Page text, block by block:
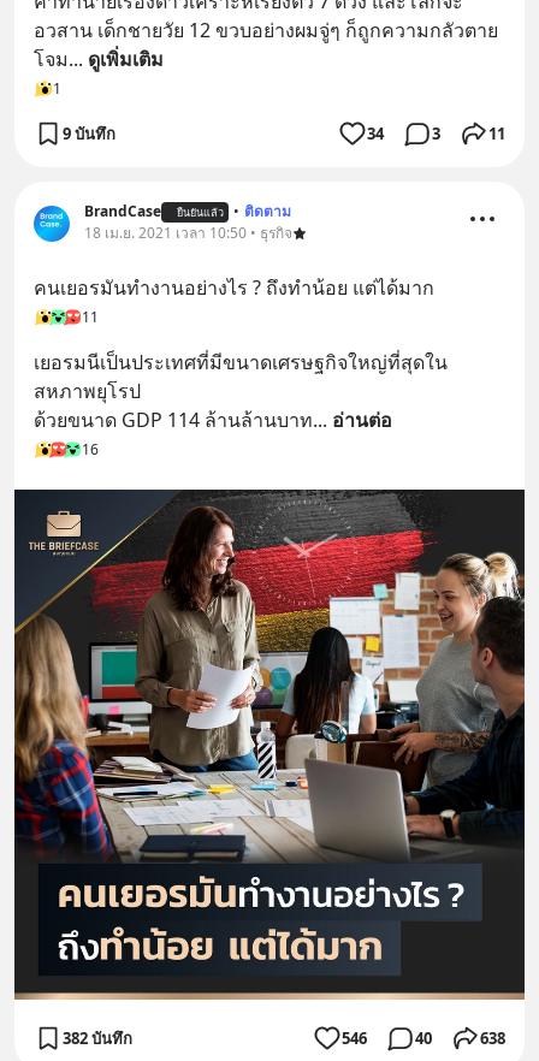
อวสาน เด็กชายวัย 12 ขวบอย่างผมจู่ๆ ก็ถูกความกลัวตาย
โจม... ดูเพิ่มเติม
1
9 บันทึก 34 3 11
BrandCase ยืนยันแล้ว • ติดตาม
18 เม.ย. 2021 เวลา 10:50 • ธุรกิจ
คนเยอรมันทำงานอย่างไร ? ถึงทำน้อย แต่ได้มาก
11
เยอรมนีเป็นประเทศที่มีขนาดเศรษฐกิจใหญ่ที่สุดใน
สหภาพยุโรป
ด้วยขนาด GDP 114 ล้านล้านบาท... อ่านต่อ
16
382 บันทึก 546 40 638